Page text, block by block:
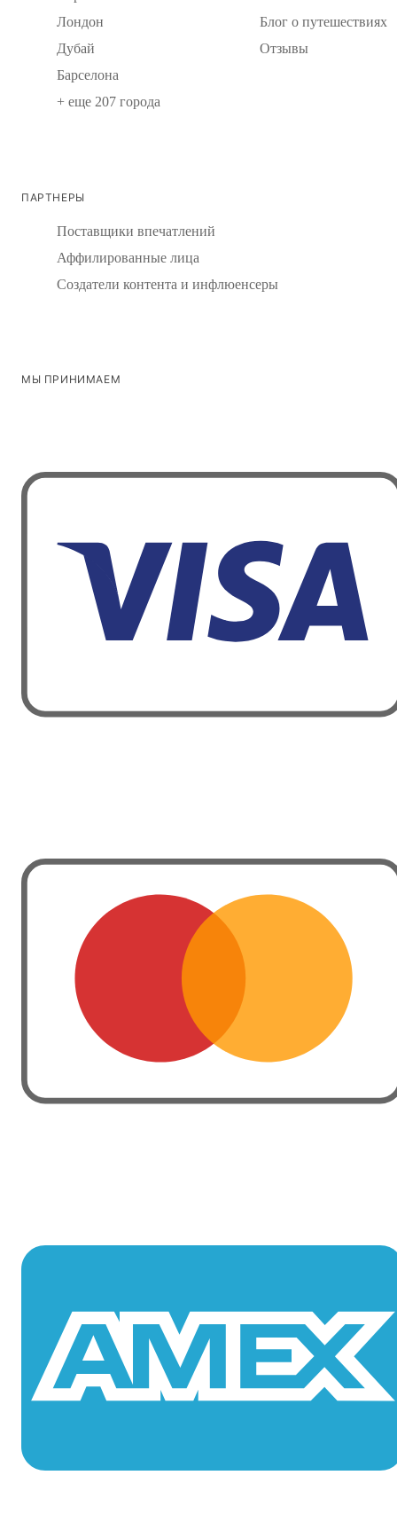
Лондон
Дубай
Барселона
+ еще 207 города
Блог о путешествиях
Отзывы
ПАРТНЕРЫ
Поставщики впечатлений
Аффилированные лица
Создатели контента и инфлюенсеры
МЫ ПРИНИМАЕМ